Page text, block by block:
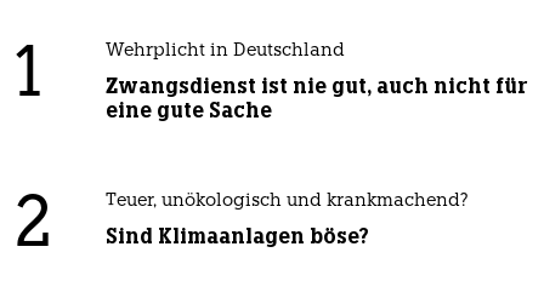
1 Wehrplicht in Deutschland
Zwangsdienst ist nie gut, auch nicht für
eine gute Sache
2 Teuer, unökologisch und krankmachend?
Sind Klimaanlagen böse?